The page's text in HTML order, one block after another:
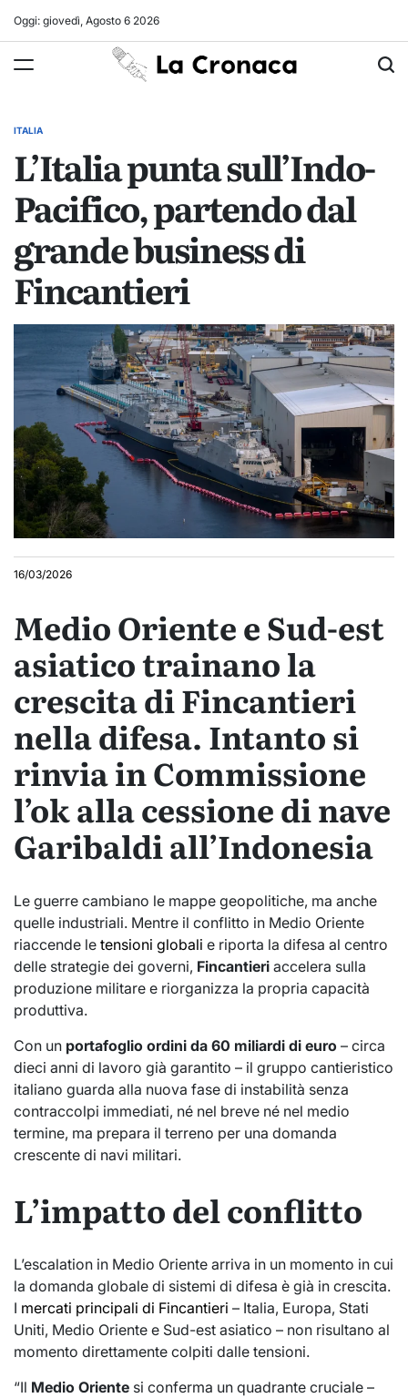
Oggi: giovedì, Agosto 6 2026
La
Cronaca
POSTED
ITALIA
L’Italia punta sull’Indo-
Pacifico, partendo dal
grande business di
Fincantieri
16/03/2026
Medio Oriente e Sud-est
asiatico trainano la
crescita di Fincantieri
nella difesa. Intanto si
rinvia in Commissione
l’ok alla cessione di nave
Garibaldi all’Indonesia
Le guerre cambiano le mappe geopolitiche, ma anche
quelle industriali. Mentre il conflitto in Medio Oriente
riaccende le tensioni globali e riporta la difesa al centro
delle strategie dei governi, Fincantieri accelera sulla
produzione militare e riorganizza la propria capacità
produttiva.
Con un portafoglio ordini da 60 miliardi di euro – circa
dieci anni di lavoro già garantito – il gruppo cantieristico
italiano guarda alla nuova fase di instabilità senza
contraccolpi immediati, né nel breve né nel medio
termine, ma prepara il terreno per una domanda
crescente di navi militari.
L’impatto del conflitto
L’escalation in Medio Oriente arriva in un momento in cui
la domanda globale di sistemi di difesa è già in crescita.
I mercati principali di Fincantieri – Italia, Europa, Stati
Uniti, Medio Oriente e Sud-est asiatico – non risultano al
momento direttamente colpiti dalle tensioni.
“Il Medio Oriente si conferma un quadrante cruciale –